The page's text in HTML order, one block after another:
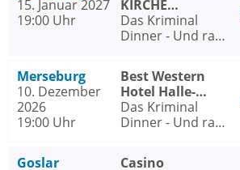
15. Januar 2027
19:00 Uhr
KIRCHE
Magdeburg
Das Kriminal
Dinner - Und raus
Merseburg
10. Dezember
2026
19:00 Uhr
Best Western
Hotel Halle-
Merseburg
Das Kriminal
Dinner - Und raus
Goslar
Casino